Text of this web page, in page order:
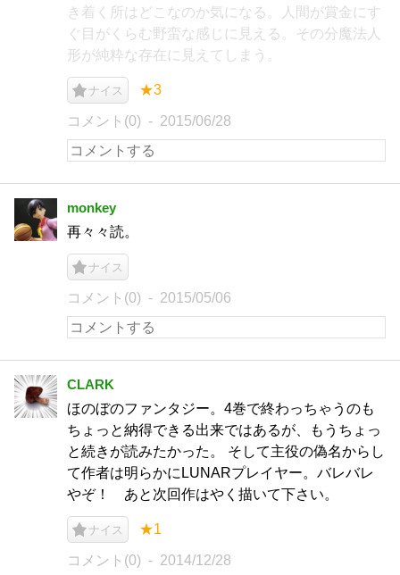
き着く所はどこなのか気になる。人間が賞金にす
ぐ目がくらむ野蛮な感じに見える。その分魔法人
形が純粋な存在に見えてしまう。
ナイス ★3
コメント(0) 2015/06/28
monkey
再々々読。
ナイス
コメント(0) 2015/05/06
CLARK
ほのぼのファンタジー。4巻で終わっちゃうのも
ちょっと納得できる出来ではあるが、もうちょっ
と続きが読みたかった。 そして主役の偽名からし
て作者は明らかにLUNARプレイヤー。バレバレ
やぞ！ あと次回作はやく描いて下さい。
ナイス ★1
コメント(0) 2014/12/28